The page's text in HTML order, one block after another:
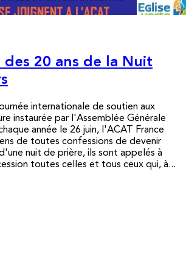
20 ans de la Nuit
internationale de soutien aux
instaurée par l'Assemblée Générale
année le 26 juin, l'ACAT France
de toutes confessions de devenir
nuit de prière, ils sont appelés à
toutes celles et tous ceux qui, à...